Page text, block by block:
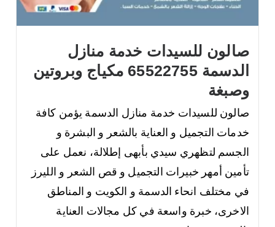
صالون للسيدات خدمة منازل
الدسمة 65522755 مكياج وبروتين
وصبغة
صالون للسيدات خدمة منازل الدسمة يؤمن كافة
خدمات التجميل و العناية بالشعر و البشرة و
الجسم لتظهري سيدي بأبهى إطلالة، نعمل على
تأمين أمهر خبيرات التجميل و قص الشعر و الليرز
في مختلف انحاء الدسمة و الكويت و المناطق
الاخرى، خبرة واسعة في كل مجالات العناية